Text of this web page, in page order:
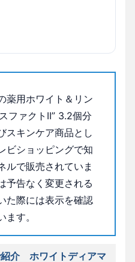
薬用ホワイト＆リン
ファクトII” 3.2個分
スキンケア商品とし
ビショッピングで知
ルで販売されていま
予告なく変更される
た際には表示を確認
す。
紹介 ホワイトディアマ